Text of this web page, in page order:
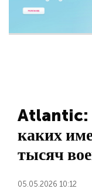
Atlantic:
каких
тысяч
05.05.2026 10:12